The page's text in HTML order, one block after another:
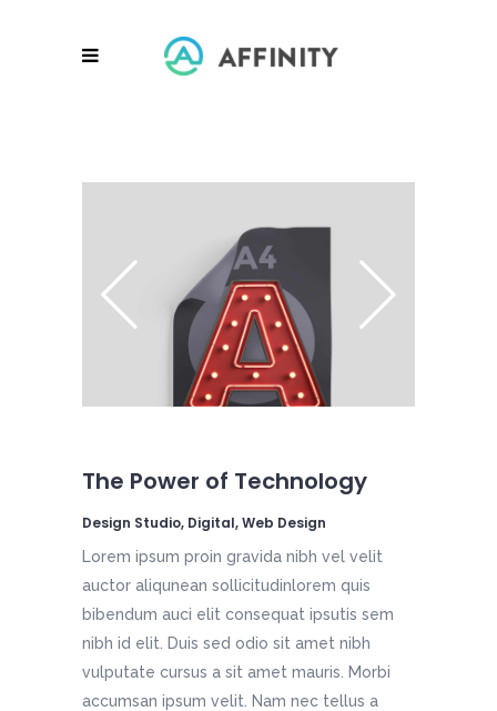
The Power of Technology
Design Studio, Digital, Web Design
Lorem ipsum proin gravida nibh vel velit
auctor aliqunean sollicitudinlorem quis
bibendum auci elit consequat ipsutis sem
nibh id elit. Duis sed odio sit amet nibh
vulputate cursus a sit amet mauris. Morbi
accumsan ipsum velit. Nam nec tellus a